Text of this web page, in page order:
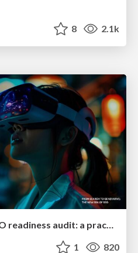
8 2.1k
How to build an LLM SEO readiness audit: a practical framework
1 820